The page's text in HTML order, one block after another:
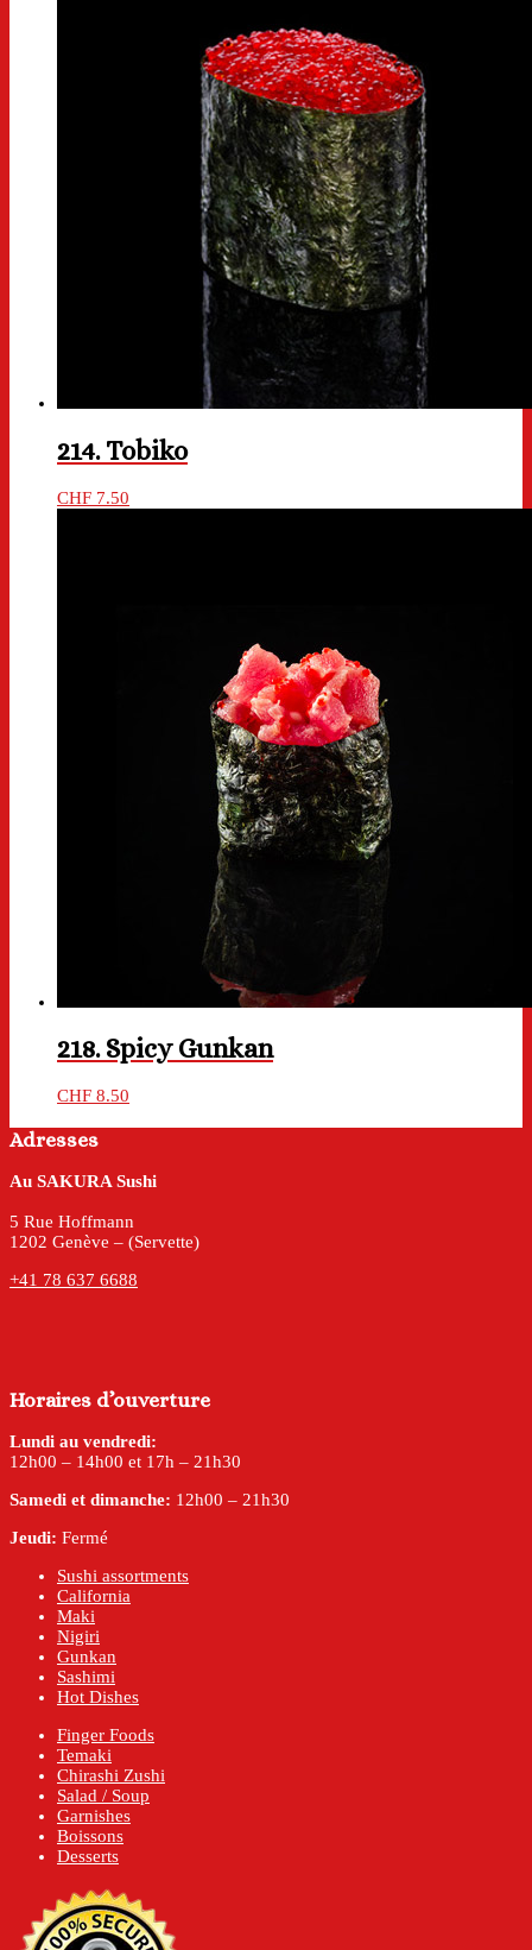
214. Tobiko
CHF 7.50
218. Spicy Gunkan
CHF 8.50
Adresses
Au SAKURA Sushi
5 Rue Hoffmann
1202 Genève – (Servette)
+41 78 637 6688
Horaires d’ouverture
Lundi au vendredi:
12h00 – 14h00 et 17h – 21h30
Samedi et dimanche: 12h00 – 21h30
Jeudi: Fermé
Sushi assortments
California
Maki
Nigiri
Gunkan
Sashimi
Hot Dishes
Finger Foods
Temaki
Chirashi Zushi
Salad / Soup
Garnishes
Boissons
Desserts